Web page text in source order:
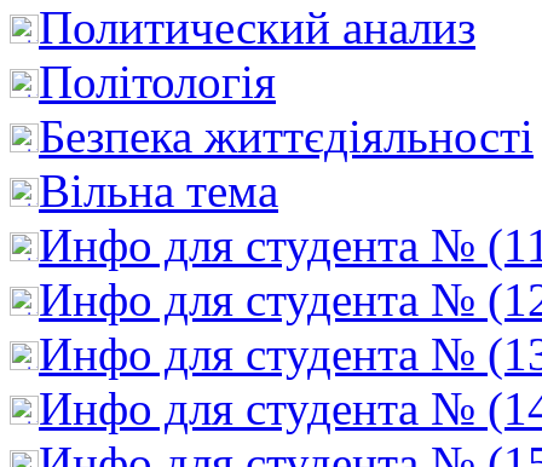
Политический анализ
Політологія
Безпека життєдіяльності
Вільна тема
Инфо для студента №
Инфо для студента №
Инфо для студента №
Инфо для студента №